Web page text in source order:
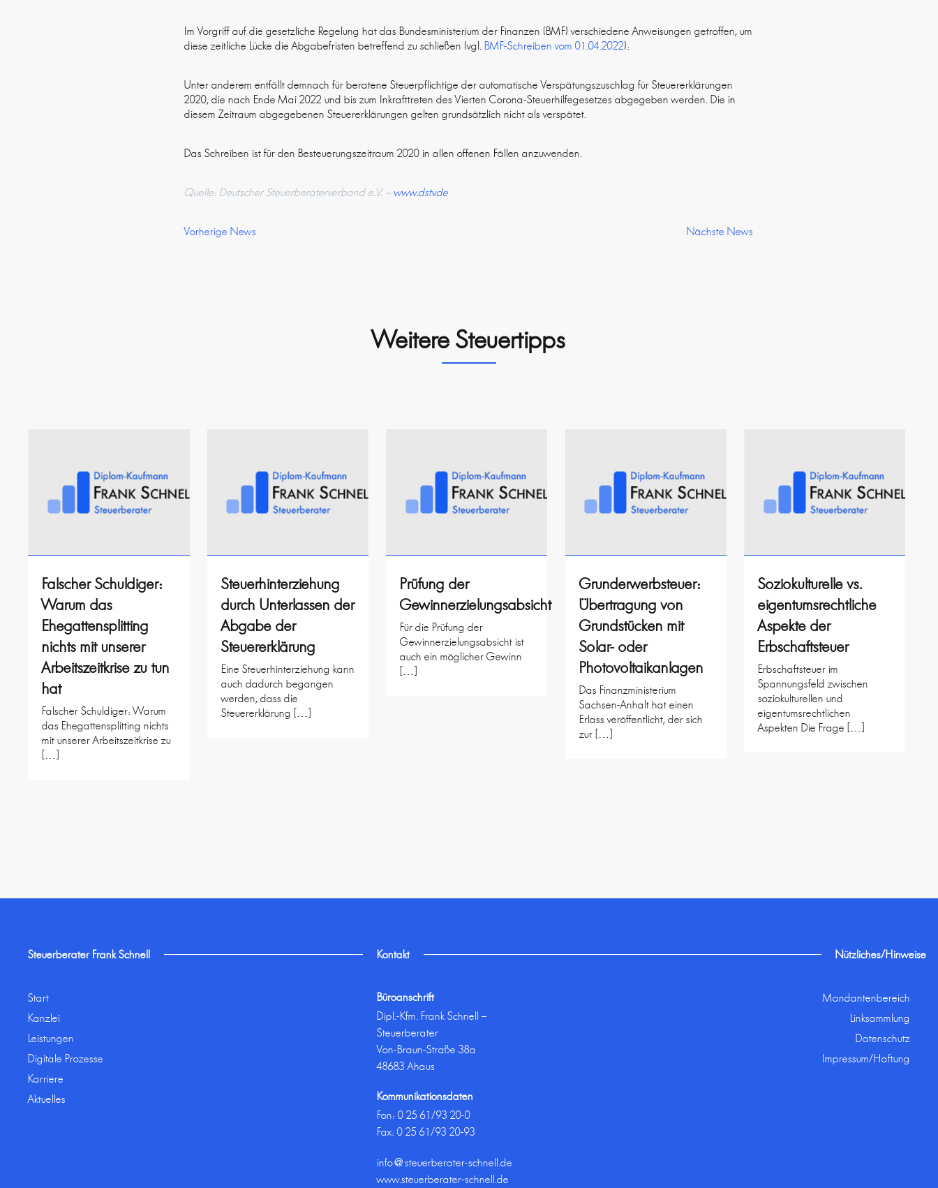
Im Vorgriff auf die gesetzliche Regelung hat das Bundesministerium der Finanzen (BMF) verschiedene Anweisungen getroffen, um
diese zeitliche Lücke die Abgabefristen betreffend zu schließen (vgl. BMF-Schreiben vom 01.04.2022):
Unter anderem entfällt demnach für beratene Steuerpflichtige der automatische Verspätungszuschlag für Steuererklärungen
2020, die nach Ende Mai 2022 und bis zum Inkrafttreten des Vierten Corona-Steuerhilfegesetzes abgegeben werden. Die in
diesem Zeitraum abgegebenen Steuererklärungen gelten grundsätzlich nicht als verspätet.
Das Schreiben ist für den Besteuerungszeitraum 2020 in allen offenen Fällen anzuwenden.
Quelle: Deutscher Steuerberaterverband e.V. – www.dstv.de
Vorherige News Nächste News
Weitere Steuertipps
Falscher Schuldiger:
Warum das
Ehegattensplitting
nichts mit unserer
Arbeitszeitkrise zu tun
hat
Falscher Schuldiger: Warum
das Ehegattensplitting nichts
mit unserer Arbeitszeitkrise zu
[…]
Steuerhinterziehung
durch Unterlassen der
Abgabe der
Steuererklärung
Eine Steuerhinterziehung kann
auch dadurch begangen
werden, dass die
Steuererklärung […]
Prüfung der
Gewinnerzielungsabsicht
Für die Prüfung der
Gewinnerzielungsabsicht ist
auch ein möglicher Gewinn
[…]
Grunderwerbsteuer:
Übertragung von
Grundstücken mit
Solar- oder
Photovoltaikanlagen
Das Finanzministerium
Sachsen-Anhalt hat einen
Erlass veröffentlicht, der sich
zur […]
Soziokulturelle vs.
eigentumsrechtliche
Aspekte der
Erbschaftsteuer
Erbschaftsteuer im
Spannungsfeld zwischen
soziokulturellen und
eigentumsrechtlichen
Aspekten Die Frage […]
Steuerberater Frank Schnell
Start
Kanzlei
Leistungen
Digitale Prozesse
Karriere
Aktuelles
Kontakt
Büroanschrift
Dipl.-Kfm. Frank Schnell –
Steuerberater
Von-Braun-Straße 38a
48683 Ahaus
Kommunikationsdaten
Fon:0 25 61/93 20-0
Fax: 0 25 61/93 20-93
info@steuerberater-schnell.de
www.steuerberater-schnell.de
Nützliches/Hinweise
Mandantenbereich
Linksammlung
Datenschutz
Impressum/Haftung